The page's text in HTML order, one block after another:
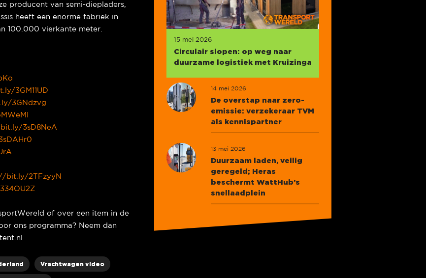
producent van semi-diepladers,
heeft een enorme fabriek in
100.000 vierkante meter.
3GM11UD
3GNdzvg
3sD8NeA
bit.ly/2TFzyyN
of over een item in de
ons programma? Neem dan
Vrachtwagen video
15 mei 2026
Circulair slopen: op weg naar
duurzame logistiek met Kruizinga
14 mei 2026
De overstap naar zero-
emissie: verzekeraar TVM
als kennispartner
13 mei 2026
Duurzaam laden, veilig
geregeld; Heras
beschermt WattHub’s
snellaadplein